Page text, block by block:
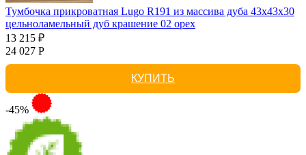
Тумбочка прикроватная Lugo R191 из массива дуба 43х43х30
цельноламельный дуб крашение 02 орех
13 215 ₽
24 027 Р
КУПИТЬ
-45%